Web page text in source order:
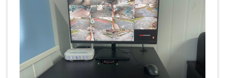
Minh Khang là đơn vị hàng đầu
trong [...]
CONTINUE READING→